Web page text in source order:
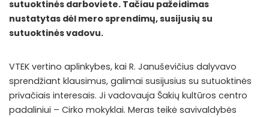
sutuoktinės darboviete. Tačiau pažeidimas
nustatytas dėl mero sprendimų, susijusių su
sutuoktinės vadovu.
VTEK vertino aplinkybes, kai R. Januševičius dalyvavo
sprendžiant klausimus, galimai susijusius su sutuoktinės
privačiais interesais. Ji vadovauja Šakių kultūros centro
padaliniui – Cirko mokyklai. Meras teikė savivaldybės